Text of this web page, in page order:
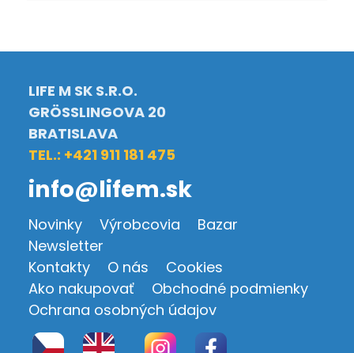
LIFE M SK S.R.O.
GRÖSSLINGOVA 20
BRATISLAVA
TEL.: +421 911 181 475
info@lifem.sk
Novinky Výrobcovia
Bazar
Newsletter
Kontakty
O nás
Cookies
Ako nakupovať
Obchodné podmienky
Ochrana osobných údajov